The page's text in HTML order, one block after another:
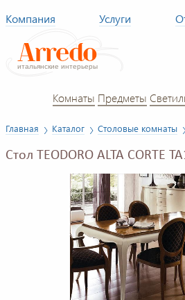
Компания Услуги
Комнаты Предметы
Главная Каталог Столовые комнаты
Стол TEODORO ALTA CORTE